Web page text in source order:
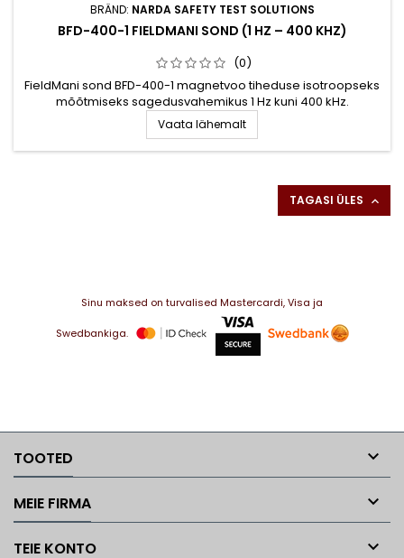
BRÄND: NARDA SAFETY TEST SOLUTIONS
BFD-400-1 FIELDMANI SOND (1 HZ – 400 KHZ)
(0)
FieldMani sond BFD-400-1 magnetvoo tiheduse isotroopseks
mõõtmiseks sagedusvahemikus 1 Hz kuni 400 kHz.
Vaata lähemalt
TAGASI ÜLES 
Sinu maksed on turvalised Mastercardi, Visa ja
Swedbankiga.
TOOTED 
MEIE FIRMA 
TEIE KONTO 